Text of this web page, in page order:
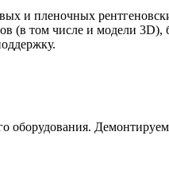
и пленочных
(в том числе и модели 3D),